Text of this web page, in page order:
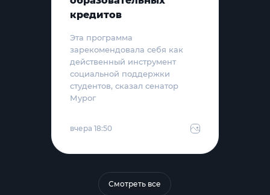
кредитов
Эта программа
зарекомендовала себя как
действенный инструмент
социальной поддержки
студентов, сказал сенатор
Мурог
вчера 18:50
Смотреть все